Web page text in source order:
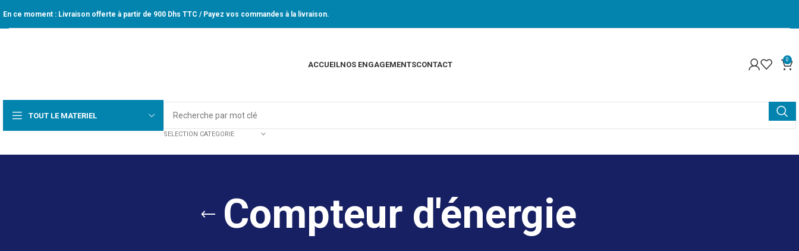
En ce moment : Livraison offerte à partir de 900 Dhs TTC / Payez vos commandes à la livraison.
ACCUEILNOS ENGAGEMENTSCONTACT
0
TOUT LE MATERIEL
SELECTION CATEGORIE
Compteur d'énergie